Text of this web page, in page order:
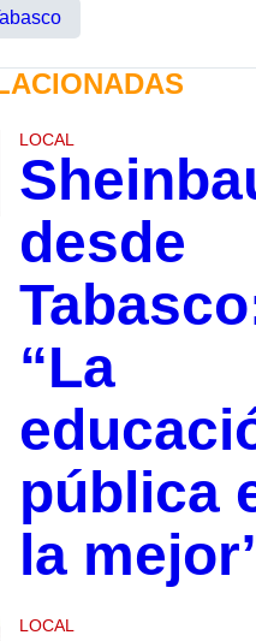
LOCAL
desde
“La
pública
la
LOCAL